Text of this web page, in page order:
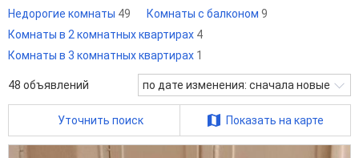
Недорогие комнаты 49 Комнаты с балконом 9
Комнаты в 2 комнатных квартирах 4
Комнаты в 3 комнатных квартирах 1
48 объявлений по дате изменения: сначала новые
Уточнить поиск Показать на карте